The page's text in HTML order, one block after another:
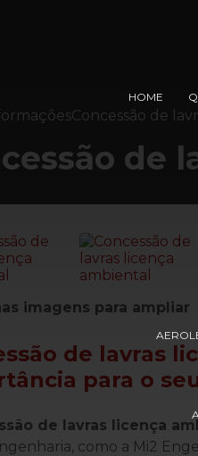
HOME
Concessão de
de
imagens para ampliar
de lavras
para o
de lavras licença
como a Mi2